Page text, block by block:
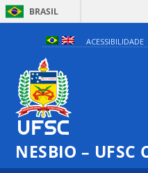
BRASIL
ACESSIBILIDADE
NESBIO –